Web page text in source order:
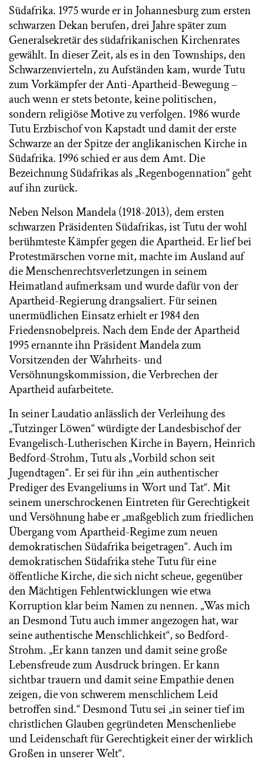
Südafrika. 1975 wurde er in Johannesburg zum ersten
schwarzen Dekan berufen, drei Jahre später zum
Generalsekretär des südafrikanischen Kirchenrates
gewählt. In dieser Zeit, als es in den Townships, den
Schwarzenvierteln, zu Aufständen kam, wurde Tutu
zum Vorkämpfer der Anti-Apartheid-Bewegung –
auch wenn er stets betonte, keine politischen,
sondern religiöse Motive zu verfolgen. 1986 wurde
Tutu Erzbischof von Kapstadt und damit der erste
Schwarze an der Spitze der anglikanischen Kirche in
Südafrika. 1996 schied er aus dem Amt. Die
Bezeichnung Südafrikas als „Regenbogennation“ geht
auf ihn zurück.
Neben Nelson Mandela (1918-2013), dem ersten
schwarzen Präsidenten Südafrikas, ist Tutu der wohl
berühmteste Kämpfer gegen die Apartheid. Er lief bei
Protestmärschen vorne mit, machte im Ausland auf
die Menschenrechtsverletzungen in seinem
Heimatland aufmerksam und wurde dafür von der
Apartheid-Regierung drangsaliert. Für seinen
unermüdlichen Einsatz erhielt er 1984 den
Friedensnobelpreis. Nach dem Ende der Apartheid
1995 ernannte ihn Präsident Mandela zum
Vorsitzenden der Wahrheits- und
Versöhnungskommission, die Verbrechen der
Apartheid aufarbeitete.
In seiner Laudatio anlässlich der Verleihung des
„Tutzinger Löwen“ würdigte der Landesbischof der
Evangelisch-Lutherischen Kirche in Bayern, Heinrich
Bedford-Strohm, Tutu als „Vorbild schon seit
Jugendtagen“. Er sei für ihn „ein authentischer
Prediger des Evangeliums in Wort und Tat“. Mit
seinem unerschrockenen Eintreten für Gerechtigkeit
und Versöhnung habe er „maßgeblich zum friedlichen
Übergang vom Apartheid-Regime zum neuen
demokratischen Südafrika beigetragen“. Auch im
demokratischen Südafrika stehe Tutu für eine
öffentliche Kirche, die sich nicht scheue, gegenüber
den Mächtigen Fehlentwicklungen wie etwa
Korruption klar beim Namen zu nennen. „Was mich
an Desmond Tutu auch immer angezogen hat, war
seine authentische Menschlichkeit“, so Bedford-
Strohm. „Er kann tanzen und damit seine große
Lebensfreude zum Ausdruck bringen. Er kann
sichtbar trauern und damit seine Empathie denen
zeigen, die von schwerem menschlichem Leid
betroffen sind.“ Desmond Tutu sei „in seiner tief im
christlichen Glauben gegründeten Menschenliebe
und Leidenschaft für Gerechtigkeit einer der wirklich
Großen in unserer Welt“.